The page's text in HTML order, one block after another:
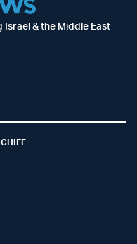
& the Middle East